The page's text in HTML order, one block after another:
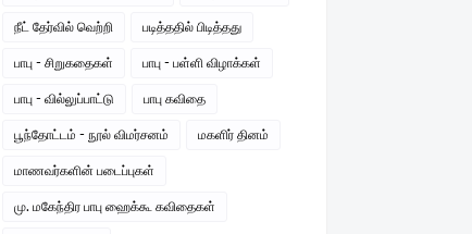
நீட் தேர்வில் வெற்றி படித்ததில் பிடித்தது
பாபு - சிறுகதைகள் பாபு - பள்ளி விழாக்கள்
பாபு - வில்லுப்பாட்டு பாபு கவிதை
பூந்தோட்டம் - நூல் விமர்சனம் மகளிர் தினம்
மாணவர்களின் படைப்புகள்
மு. மகேந்திர பாபு ஹைக்கூ கவிதைகள்